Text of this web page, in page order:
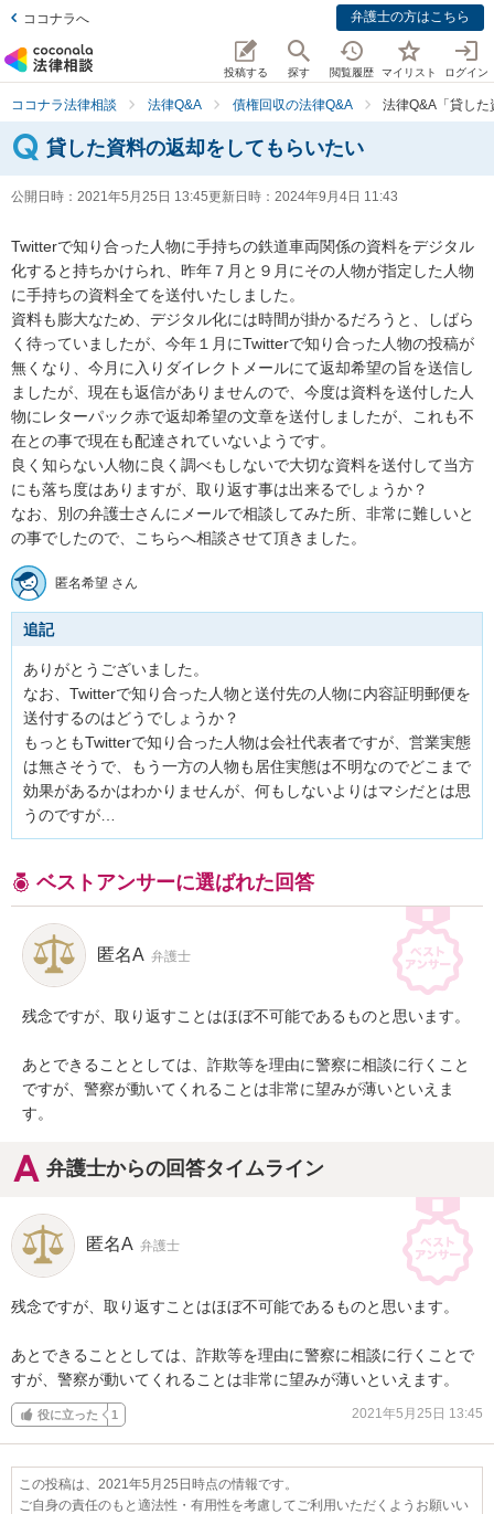
ココナラへ 弁護士の方はこちら
投稿する 探す 閲覧履歴 マイリスト ログイン
ココナラ法律相談 法律Q&A 債権回収の法律Q&A 法律Q&A「貸し
貸した資料の返却をしてもらいたい
公開日時： 2021年5月25日 13:45更新日時： 2024年9月4日 11:43
Twitterで知り合った人物に手持ちの鉄道車両関係の資料をデジタル
化すると持ちかけられ、昨年７月と９月にその人物が指定した人物
に手持ちの資料全てを送付いたしました。
資料も膨大なため、デジタル化には時間が掛かるだろうと、しばら
く待っていましたが、今年１月にTwitterで知り合った人物の投稿が
無くなり、今月に入りダイレクトメールにて返却希望の旨を送信し
ましたが、現在も返信がありませんので、今度は資料を送付した人
物にレターパック赤で返却希望の文章を送付しましたが、これも不
在との事で現在も配達されていないようです。
良く知らない人物に良く調べもしないで大切な資料を送付して当方
にも落ち度はありますが、取り返す事は出来るでしょうか？
なお、別の弁護士さんにメールで相談してみた所、非常に難しいと
匿名希望 さん
追記
ありがとうございました。
なお、Twitterで知り合った人物と送付先の人物に内容証明郵便を
送付するのはどうでしょうか？
もっともTwitterで知り合った人物は会社代表者ですが、営業実態
は無さそうで、もう一方の人物も居住実態は不明なのでどこまで
効果があるかはわかりませんが、何もしないよりはマシだとは思
うのですが…
ベストアンサーに選ばれた回答
匿名A 弁護士
残念ですが、取り返すことはほぼ不可能であるものと思います。
あとできることとしては、詐欺等を理由に警察に相談に行くこと
ですが、警察が動いてくれることは非常に望みが薄いといえま
す。
弁護士からの回答タイムライン
匿名A 弁護士
残念ですが、取り返すことはほぼ不可能であるものと思います。
あとできることとしては、詐欺等を理由に警察に相談に行くことで
すが、警察が動いてくれることは非常に望みが薄いといえます。
役に立った 1 2021年5月25日 13:45
この投稿は、2021年5月25日時点の情報です。
ご自身の責任のもと適法性・有用性を考慮してご利用いただくようお願いい